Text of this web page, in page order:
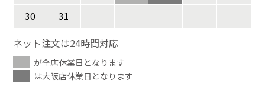
30
31
ネット注文は24時間対応
が全店休業日となります
は大阪店休業日となります